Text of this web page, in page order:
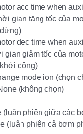
acc time when
gian tăng tốc của
dec time when
gian giảm tốc của
động)
mode ion (chọn
(không chọn)
(luân phiên giữa các
(luân phiên cả bơm